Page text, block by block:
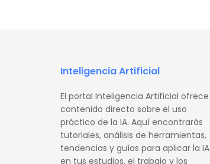
Inteligencia Artificial
El portal Inteligencia Artificial ofrece
contenido directo sobre el uso
práctico de la IA. Aquí encontrarás
tutoriales, análisis de herramientas,
tendencias y guías para aplicar la IA
en tus estudios, el trabajo y los